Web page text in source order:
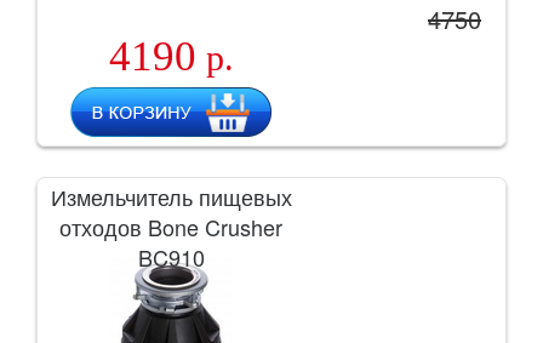
4750
4190 р.
Измельчитель пищевых
отходов Bone Crusher
BC910